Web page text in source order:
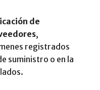
de
,
registrados
suministro o en la